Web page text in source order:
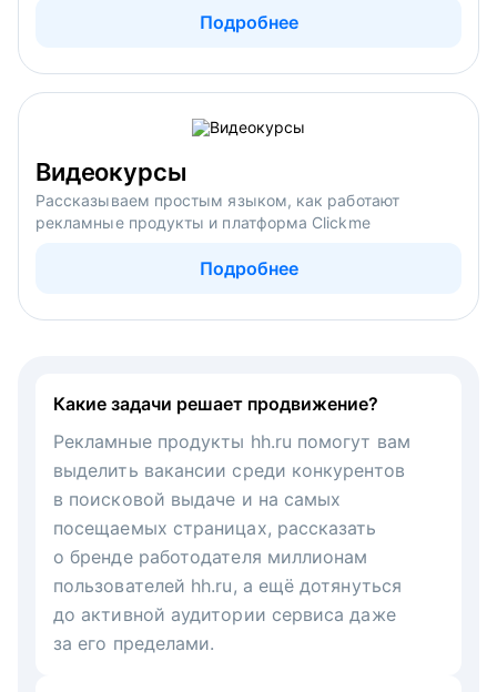
Подробнее
Видеокурсы
Рассказываем простым языком, как работают
рекламные продукты и платформа Clickme
Подробнее
Какие задачи решает продвижение?
Рекламные продукты hh.ru помогут вам
выделить вакансии среди конкурентов
в поисковой выдаче и на самых
посещаемых страницах, рассказать
о бренде работодателя миллионам
пользователей hh.ru, а ещё дотянуться
до активной аудитории сервиса даже
за его пределами.